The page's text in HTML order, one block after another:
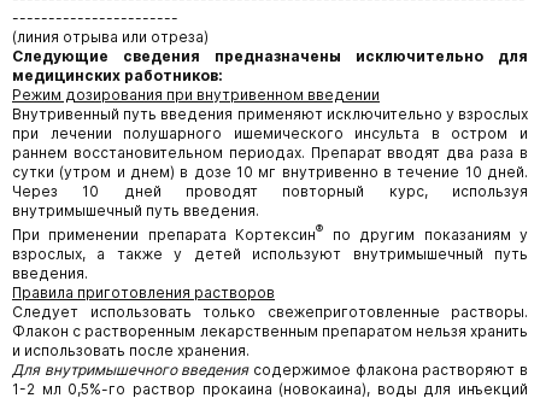
-----------------------
(линия отрыва или отреза)
Следующие сведения предназначены исключительно для
медицинских работников:
Режим дозирования при внутривенном введении
Внутривенный путь введения применяют исключительно у взрослых
при лечении полушарного ишемического инсульта в остром и
раннем восстановительном периодах. Препарат вводят два раза в
сутки (утром и днем) в дозе 10 мг внутривенно в течение 10 дней.
Через 10 дней проводят повторный курс, используя
внутримышечный путь введения.
При применении препарата Кортексин®
по другим показаниям у
взрослых, а также у детей используют внутримышечный путь
введения.
Правила приготовления растворов
Следует использовать только свежеприготовленные растворы.
Флакон с растворенным лекарственным препаратом нельзя хранить
и использовать после хранения.
Для внутримышечного введениясодержимое флакона растворяют в
1-2 мл 0,5%-го раствор прокаина (новокаина), воды для инъекций